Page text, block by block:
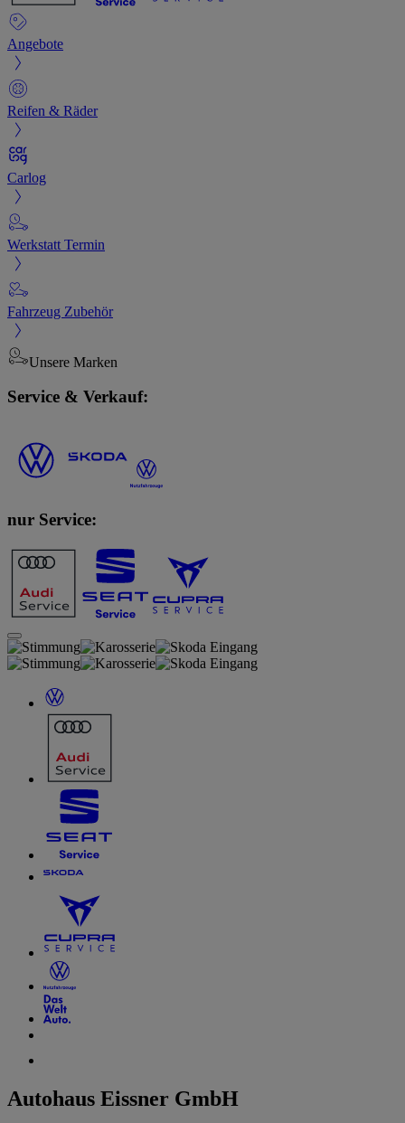
Angebote
Reifen & Räder
Carlog
Werkstatt Termin
Fahrzeug Zubehör
Unsere Marken
Service & Verkauf:
nur Service:
Autohaus Eissner GmbH